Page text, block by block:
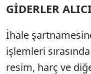
GİDERLER
İhale
işlemleri
resim, harç ve